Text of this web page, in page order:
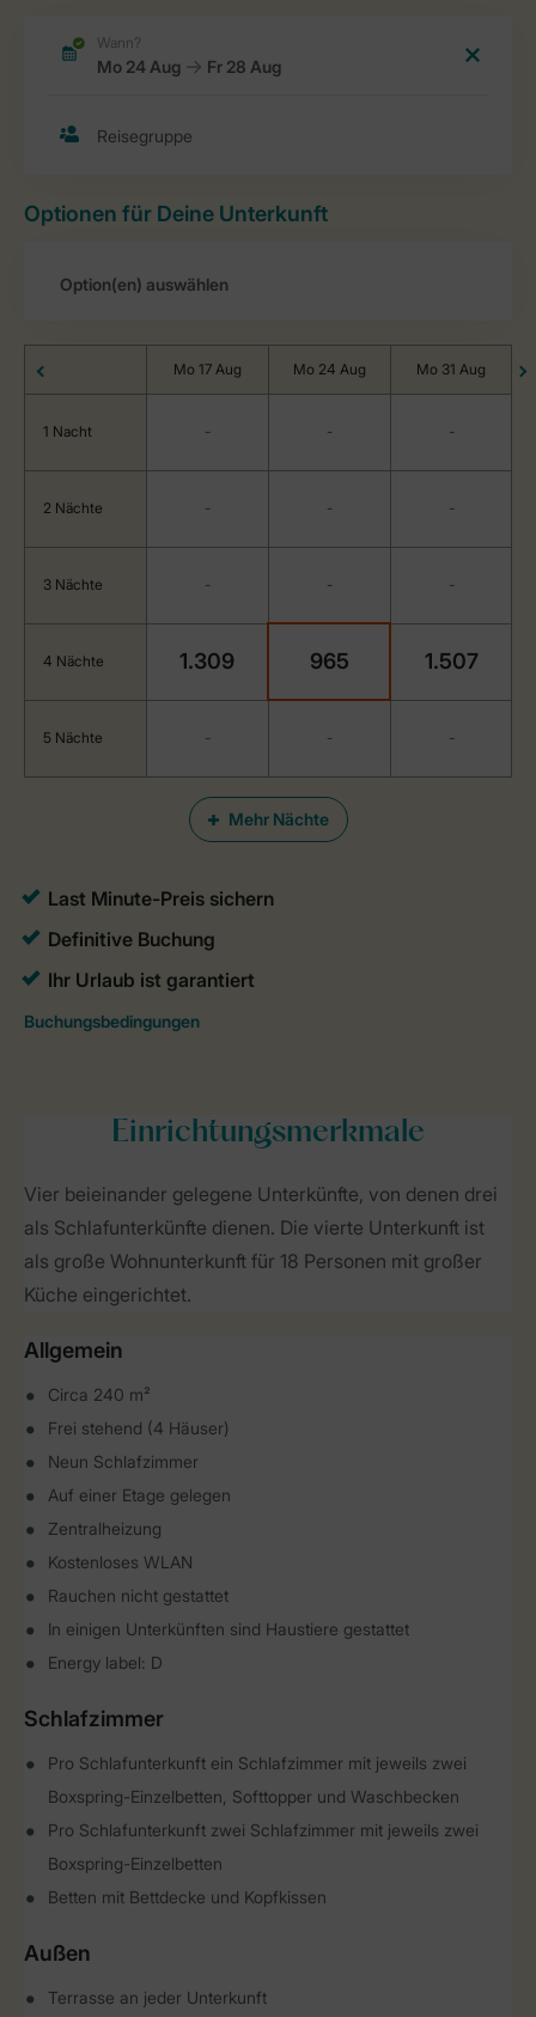
Optionen für Deine Unterkunft
Mehr Nächte
Mo 17 Aug Mo 24 Aug Mo 31 Aug
1 Nacht - - -
2 Nächte - - -
3 Nächte - - -
4 Nächte 1.309 965 1.507
5 Nächte - - -
Einrichtungsmerkmale
Vier beieinander gelegene Unterkünfte, von denen drei
als Schlafunterkünfte dienen. Die vierte Unterkunft ist
als große Wohnunterkunft für 18 Personen mit großer
Küche eingerichtet.
Allgemein
Circa 240 m²
Frei stehend (4 Häuser)
Neun Schlafzimmer
Auf einer Etage gelegen
Zentralheizung
Kostenloses WLAN
Rauchen nicht gestattet
In einigen Unterkünften sind Haustiere gestattet
Energy label: D
Schlafzimmer
Pro Schlafunterkunft ein Schlafzimmer mit jeweils zwei
Boxspring-Einzelbetten, Softtopper und Waschbecken
Pro Schlafunterkunft zwei Schlafzimmer mit jeweils zwei
Boxspring-Einzelbetten
Betten mit Bettdecke und Kopfkissen
Außen
Terrasse an jeder Unterkunft